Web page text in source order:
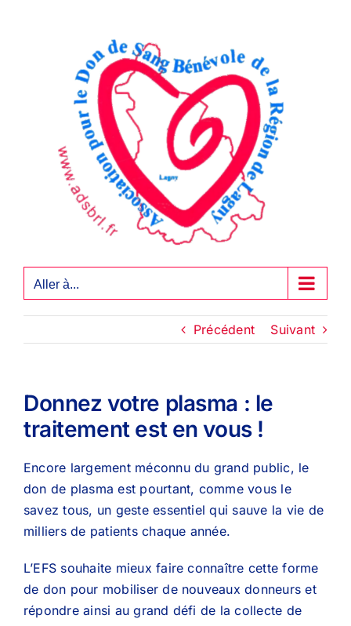
Aller à...
Précédent Suivant
Donnez votre plasma : le
traitement est en vous !
Encore largement méconnu du grand public, le
don de plasma est pourtant, comme vous le
savez tous, un geste essentiel qui sauve la vie de
milliers de patients chaque année.
L’EFS souhaite mieux faire connaître cette forme
de don pour mobiliser de nouveaux donneurs et
répondre ainsi au grand défi de la collecte de